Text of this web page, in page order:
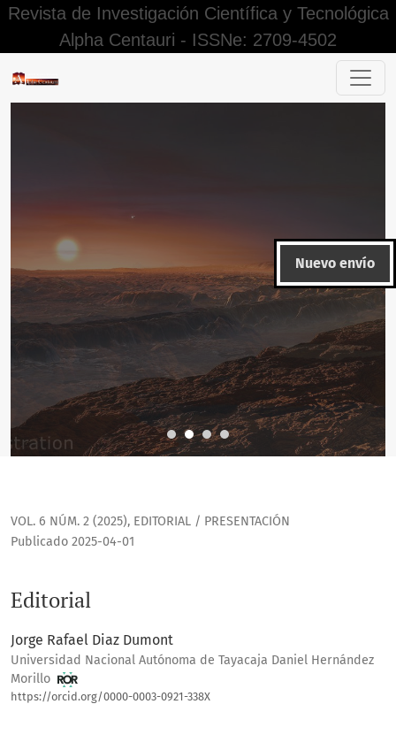
Revista de Investigación Científica y Tecnológica
Alpha Centauri - ISSNe: 2709-4502
Nuevo envío
VOL. 6 NÚM. 2 (2025), EDITORIAL / PRESENTACIÓN
Editorial
Publicado 2025-04-01
Jorge Rafael Diaz Dumont
Universidad Nacional Autónoma de Tayacaja Daniel Hernández
Morillo
https://orcid.org/0000-0003-0921-338X